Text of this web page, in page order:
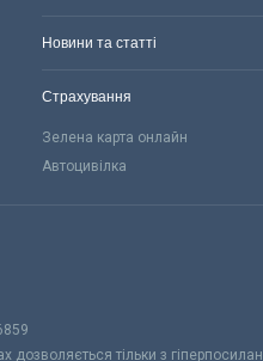
Новини та статті
Страхування
Зелена карта онлайн
Автоцивілка
дозволяється тільки з